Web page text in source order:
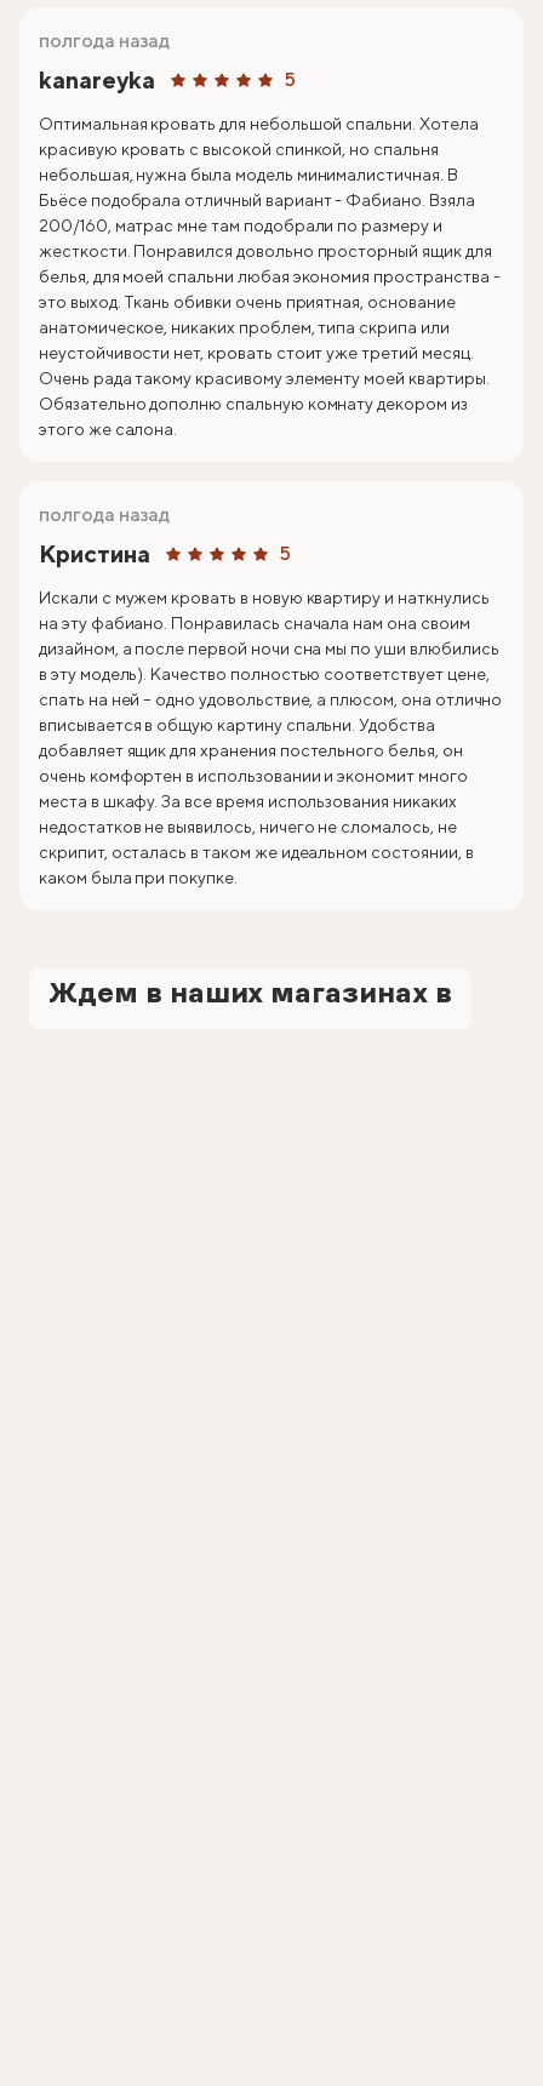
kanareyka 5
полгода назад
Оптимальная кровать для небольшой спальни. Хотела
красивую кровать с высокой спинкой, но спальня
небольшая, нужна была модель минималистичная. В
Бьёсе подобрала отличный вариант - Фабиано. Взяла
200/160, матрас мне там подобрали по размеру и
жесткости. Понравился довольно просторный ящик для
белья, для моей спальни любая экономия пространства -
это выход. Ткань обивки очень приятная, основание
анатомическое, никаких проблем, типа скрипа или
неустойчивости нет, кровать стоит уже третий месяц.
Очень рада такому красивому элементу моей квартиры.
Обязательно дополню спальную комнату декором из
этого же салона.
Кристина 5
полгода назад
Искали с мужем кровать в новую квартиру и наткнулись
на эту фабиано. Понравилась сначала нам она своим
дизайном, а после первой ночи сна мы по уши влюбились
в эту модель). Качество полностью соответствует цене,
спать на ней – одно удовольствие, а плюсом, она отлично
вписывается в общую картину спальни. Удобства
добавляет ящик для хранения постельного белья, он
очень комфортен в использовании и экономит много
места в шкафу. За все время использования никаких
недостатков не выявилось, ничего не сломалось, не
скрипит, осталась в таком же идеальном состоянии, в
каком была при покупке.
Ждем в наших магазинах в